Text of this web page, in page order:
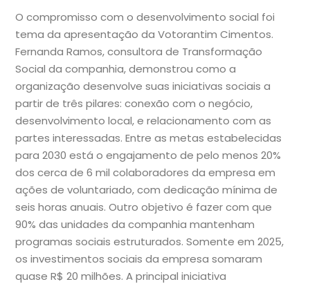
O compromisso com o desenvolvimento social foi
tema da apresentação da Votorantim Cimentos.
Fernanda Ramos, consultora de Transformação
Social da companhia, demonstrou como a
organização desenvolve suas iniciativas sociais a
partir de três pilares: conexão com o negócio,
desenvolvimento local, e relacionamento com as
partes interessadas. Entre as metas estabelecidas
para 2030 está o engajamento de pelo menos 20%
dos cerca de 6 mil colaboradores da empresa em
ações de voluntariado, com dedicação mínima de
seis horas anuais. Outro objetivo é fazer com que
90% das unidades da companhia mantenham
programas sociais estruturados. Somente em 2025,
os investimentos sociais da empresa somaram
quase R$ 20 milhões. A principal iniciativa